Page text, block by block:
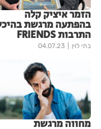
הזמר איציק קלה
בהפתעה מרגשת
התרבות FRIENDS
בתי לוין 04.07.23
מחווה מרגשת